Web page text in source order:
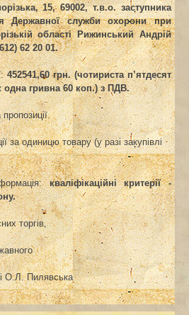
15, 69002, т.в.о. заступника
Державної служби охорони при
області Рижинський Андрій
62 20 01.
452541,60 грн. (чотириста п’ятдесят
одна гривна 60 коп.) з ПДВ.
за одиницю товару (у разі закупівлі
кваліфікаційні критерії -
торгів,
О.Л. Пилявська